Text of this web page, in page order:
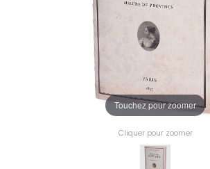
Touchez pour zoomer
Cliquer pour zoomer